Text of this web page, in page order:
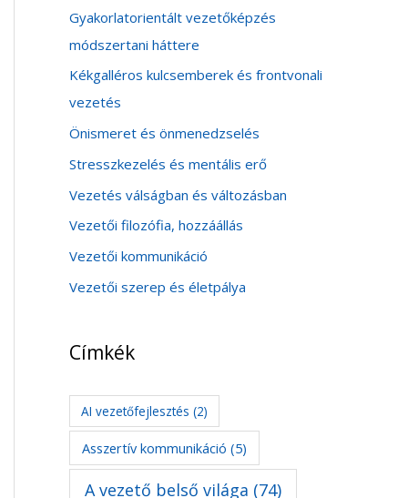
Gyakorlatorientált vezetőképzés
módszertani háttere
Kékgalléros kulcsemberek és frontvonali
vezetés
Önismeret és önmenedzselés
Stresszkezelés és mentális erő
Vezetés válságban és változásban
Vezetői filozófia, hozzáállás
Vezetői kommunikáció
Vezetői szerep és életpálya
Címkék
AI vezetőfejlesztés (2)
Asszertív kommunikáció (5)
A vezető belső világa (74)